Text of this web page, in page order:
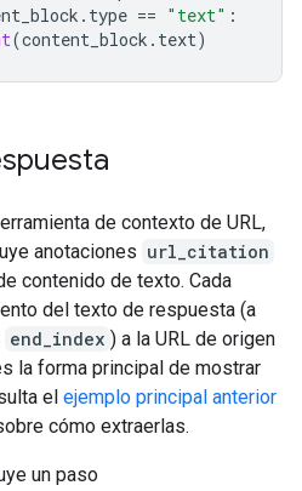
. type == "text" :
(content_block . text)
de contexto de URL,
anotaciones url_citation
contenido de texto. Cada
del texto de respuesta (a
end_index ) a la URL de origen
la forma principal de mostrar
el ejemplo principal anterior
cómo extraerlas.
un paso